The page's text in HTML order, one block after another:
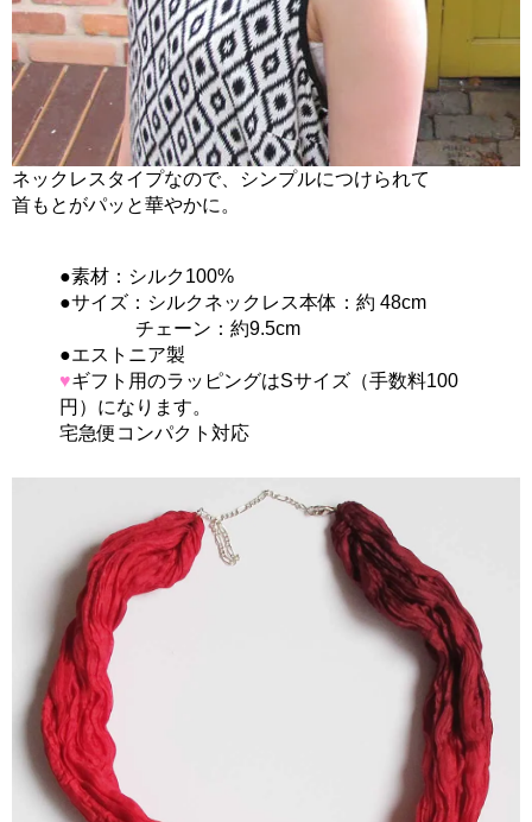
ネックレスタイプなので、シンプルにつけられて
首もとがパッと華やかに。
●素材：シルク100%
●サイズ：シルクネックレス本体：約 48cm
チェーン：約9.5cm
●エストニア製
♥ギフト用のラッピングはSサイズ（手数料100
円）になります。
宅急便コンパクト対応